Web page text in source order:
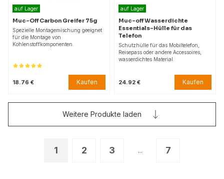
auf Lager
Muc-Off Carbon Greifer 75g
Spezielle Montagemischung geeignet
für die Montage von
Kohlenstoffkomponenten.
18.76 € Kaufen
auf Lager
Muc-off Wasserdichte
Essentials-Hülle für das
Telefon
Schutzhülle für das Mobiltelefon,
Reisepass oder andere Accessoires,
wasserdichtes Material.
24.92 € Kaufen
1 2 3 ... 7
Weitere Produkte laden